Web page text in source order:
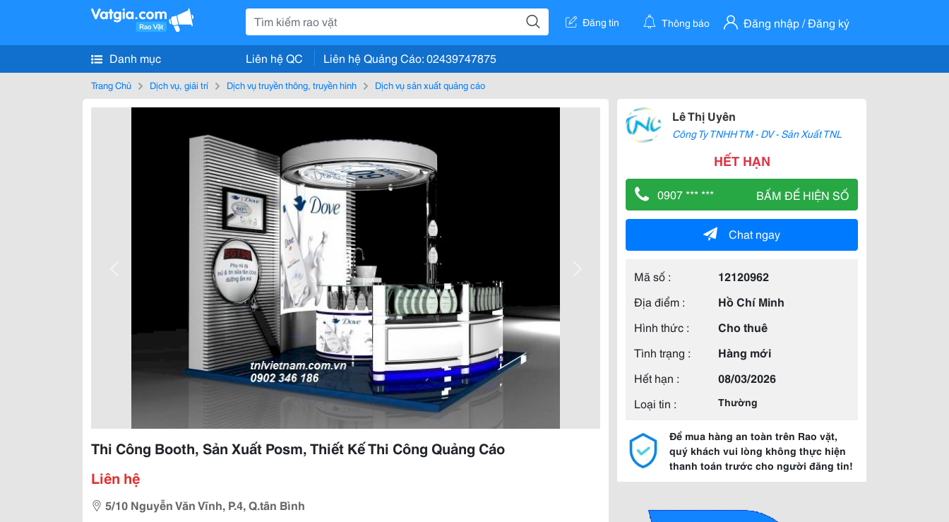
Đăng tin Thông báo Đăng nhập / Đăng ký
Danh mục Liên hệ QC Liên hệ Quảng Cáo: 02439747875
Trang Chủ Dịch vụ, giải trí Dịch vụ truyền thông, truyền hình Dịch vụ sản xuất quảng cáo
Thi Công Booth, Sản Xuất Posm, Thiết Kế Thi Công Quảng Cáo
Liên hệ
5/10 Nguyễn Văn Vĩnh, P.4, Q.tân Bình
Lê Thị Uyên
Công Ty TNHH TM - DV - Sản Xuất TNL
HẾT HẠN
0907 *** *** BẤM ĐỂ HIỆN SỐ
Chat ngay
Mã số :
12120962
Địa điểm :
Hồ Chí Minh
Hình thức :
Cho thuê
Tình trạng :
Hàng mới
Hết hạn :
08/03/2026
Loại tin :
Thường
Để mua hàng an toàn trên Rao vặt,
quý khách vui lòng không thực hiện
thanh toán trước cho người đăng tin!